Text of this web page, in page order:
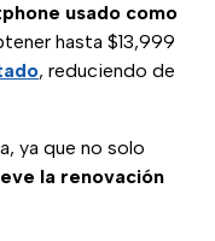
usado como
hasta $13,999
, reduciendo de
ya que no solo
la renovación